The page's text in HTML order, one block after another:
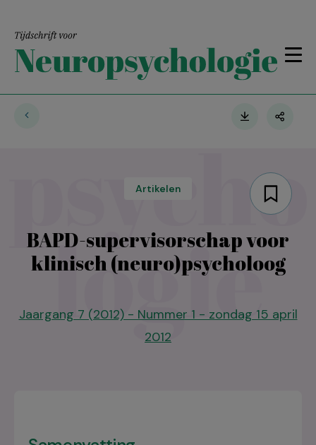
Artikelen
BAPD-supervisorschap voor
klinisch (neuro)psycholoog
Jaargang 7 (2012) - Nummer 1 - zondag 15 april
2012